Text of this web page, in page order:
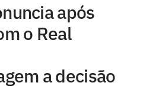
após
o Real
a decisão